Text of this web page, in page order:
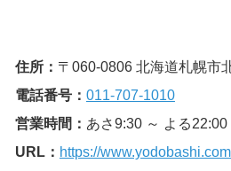
住所： 〒060-0806 北海道札幌市
電話番号： 011-707-1010
営業時間： あさ9:30 ～ よる22:00
URL： https://